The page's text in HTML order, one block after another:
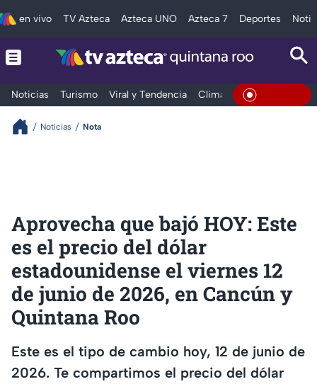
en vivo TV Azteca Azteca UNO Azteca 7 Deportes
Noticias Turismo Viral y Tendencia Clima Tráfico
Noticias Nota
Aprovecha que bajó HOY: Este
es el precio del dólar
estadounidense el viernes 12
de junio de 2026, en Cancún y
Quintana Roo
Este es el tipo de cambio hoy, 12 de junio de
2026. Te compartimos el precio del dólar